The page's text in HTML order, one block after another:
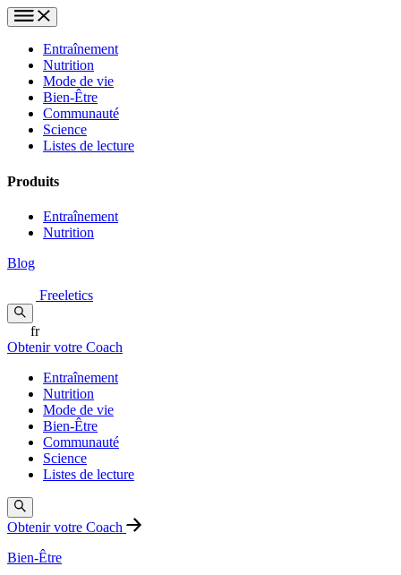
Entraînement
Nutrition
Mode de vie
Bien-Être
Communauté
Science
Listes de lecture
Produits
Entraînement
Nutrition
Blog
Freeletics
fr
Obtenir votre Coach
Entraînement
Nutrition
Mode de vie
Bien-Être
Communauté
Science
Listes de lecture
Obtenir votre Coach
Bien-Être